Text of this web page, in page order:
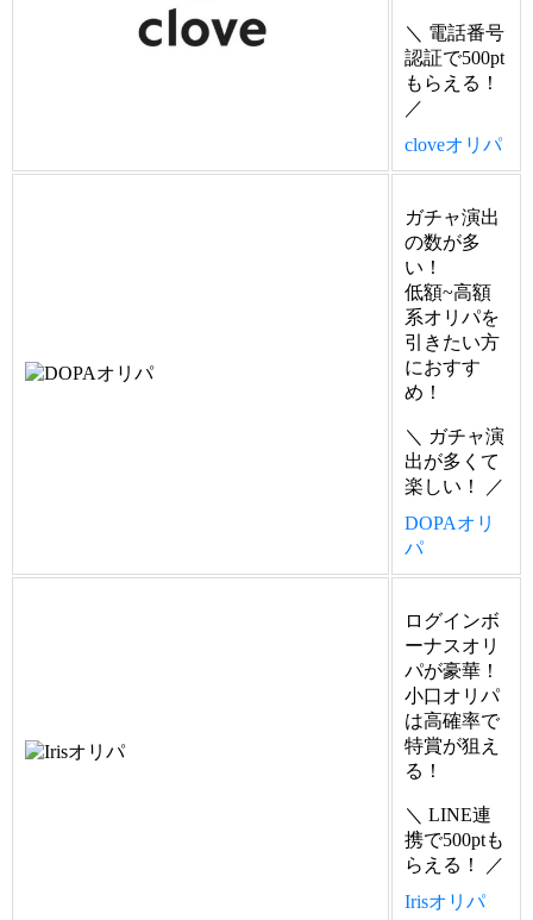
＼ 電話番号
認証で500pt
もらえる！
／
cloveオリパ
ガチャ演出
の数が多
い！
低額~高額
系オリパを
引きたい方
におすす
め！
＼ ガチャ演
出が多くて
楽しい！ ／
DOPAオリ
パ
ログインボ
ーナスオリ
パが豪華！
小口オリパ
は高確率で
特賞が狙え
る！
＼ LINE連
携で500ptも
らえる！ ／
Irisオリパ